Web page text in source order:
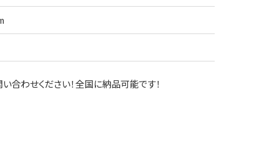
合わせください！全国に納品可能です！